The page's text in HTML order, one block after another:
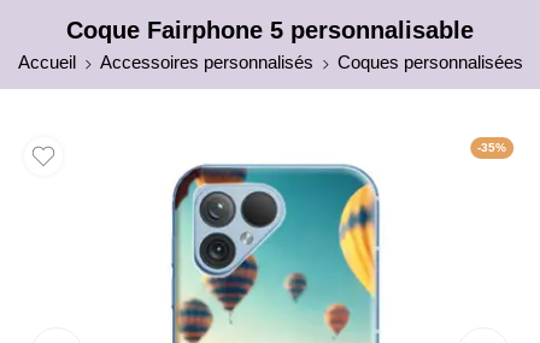
Coque Fairphone 5 personnalisable
Accueil Accessoires personnalisés Coques personnalisées
-35%